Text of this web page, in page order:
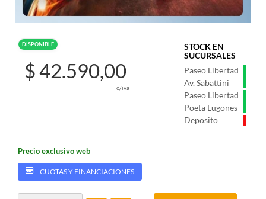
DISPONIBLE
STOCK EN
SUCURSALES
Paseo Libertad
Av. Sabattini
Paseo Libertad
Poeta Lugones
Deposito
$ 42.590,00
c/iva
Precio exclusivo web
CUOTAS Y FINANCIACIONES